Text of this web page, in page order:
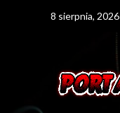
8 sierpnia, 2026